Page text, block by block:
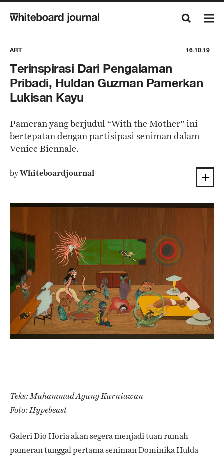
ART 16.10.19
Terinspirasi Dari Pengalaman
Pribadi, Huldan Guzman Pamerkan
Lukisan Kayu
Pameran yang berjudul “With the Mother” ini
bertepatan dengan partisipasi seniman dalam
Venice Biennale.
byWhiteboardjournal
Teks: Muhammad Agung Kurniawan
Foto: Hypebeast
Galeri Dio Horia akan segera menjadi tuan rumah
pameran tunggal pertama seniman Dominika Hulda